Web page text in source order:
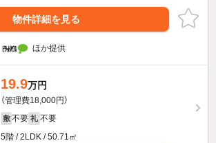
物件詳細を見る
ほか提供
19.9万円
（管理費18,000円）
敷 不要 礼 不要
5階 / 2LDK / 50.71㎡